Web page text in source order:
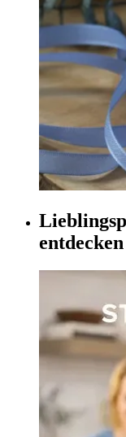
entdecken